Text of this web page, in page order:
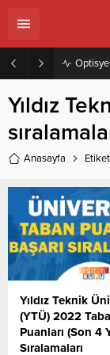
Yıldız
Anasayfa
Yıldız Teknik
(YTÜ) 2022
Puanları (Son 4
Sıralamaları